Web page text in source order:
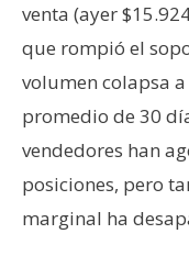
venta (ayer
que rompió el
volumen colapsa
promedio de 30
vendedores han
posiciones, pero
marginal ha